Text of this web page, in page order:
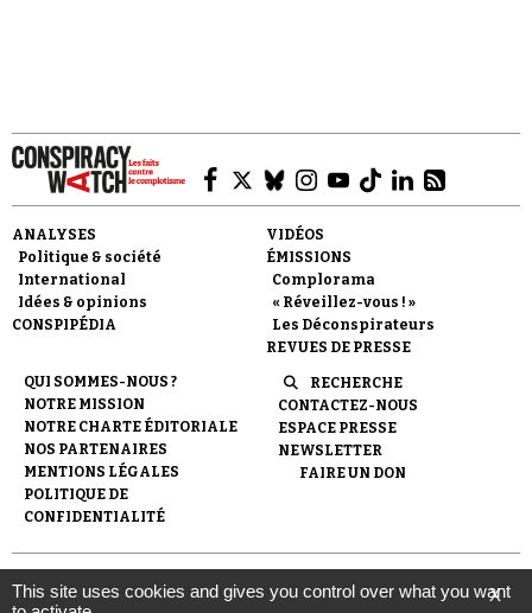
ANALYSES
Politique & société
International
Idées & opinions
CONSPIPÉDIA
VIDÉOS
ÉMISSIONS
Complorama
« Réveillez-vous ! »
Les Déconspirateurs
REVUES DE PRESSE
QUI SOMMES-NOUS ?
NOTRE MISSION
NOTRE CHARTE ÉDITORIALE
NOS PARTENAIRES
MENTIONS LÉGALES
POLITIQUE DE
CONFIDENTIALITÉ
RECHERCHE
CONTACTEZ-NOUS
ESPACE PRESSE
NEWSLETTER
FAIRE UN DON
© 2007- 2026 Conspiracy Watch | Une réalisation de
l'Observatoire du conspirationnisme (association loi de 1901) avec
X
This site uses cookies and gives you control over what you want